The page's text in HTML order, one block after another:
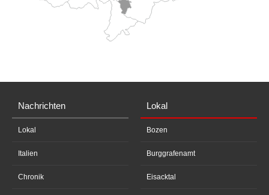
Nachrichten
Lokal
Italien
Chronik
Lokal
Bozen
Burggrafenamt
Eisacktal